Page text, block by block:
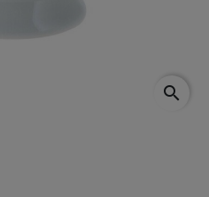
search